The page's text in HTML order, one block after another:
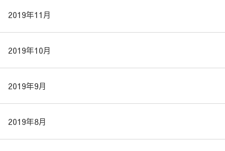
2019年11月
2019年10月
2019年9月
2019年8月